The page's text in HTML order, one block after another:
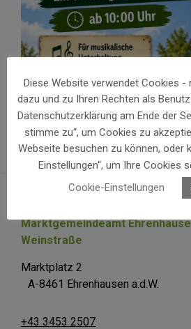
Marktgemeindeamt
Weinstraße
Marktplatz 2
A-8461 Ehrenhausen a.d.W.
+43 3453 2507
Diese Website verwendet Cookies
dazu und zu Ihren Rechten als
Datenschutzerklärung am Ende der
stimme zu“, um Cookies zu
Webseite besuchen zu können, oder
Einstellungen“, um Ihre Cookies
Cookie-Einstellungen